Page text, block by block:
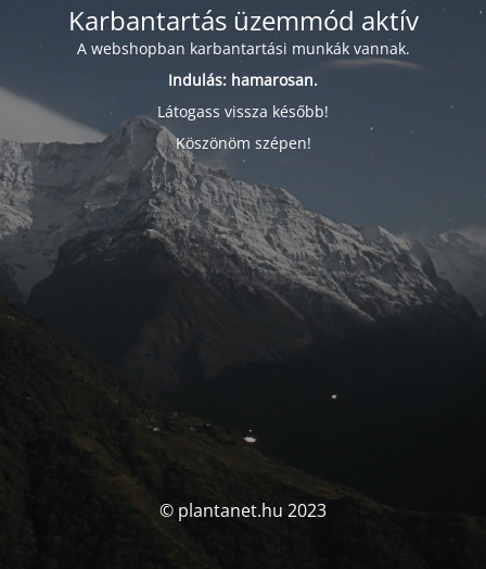
Karbantartás üzemmód aktív
A webshopban karbantartási munkák vannak.
Indulás: hamarosan.
Látogass vissza később!
Köszönöm szépen!
© plantanet.hu 2023